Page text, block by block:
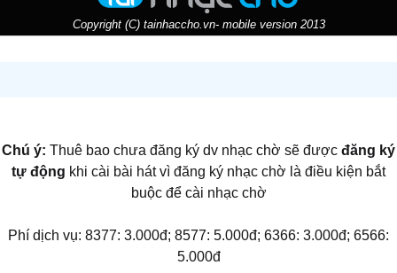
Copyright (C) tainhaccho.vn- mobile version 2013
Chú ý: Thuê bao chưa đăng ký dv nhạc chờ sẽ được đăng ký
tự động khi cài bài hát vì đăng ký nhạc chờ là điều kiện bắt
buộc để cài nhạc chờ
Phí dịch vụ: 8377: 3.000đ; 8577: 5.000đ; 6366: 3.000đ; 6566:
5.000đ